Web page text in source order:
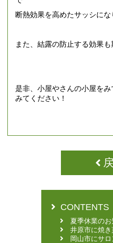
断熱効果を高めたサッシにな
また、結露の防止する効果も
是非、小屋やさんの小屋を
みてください！
CONTENTS
夏季休業のお
井原市に焼き
岡山市にサロ